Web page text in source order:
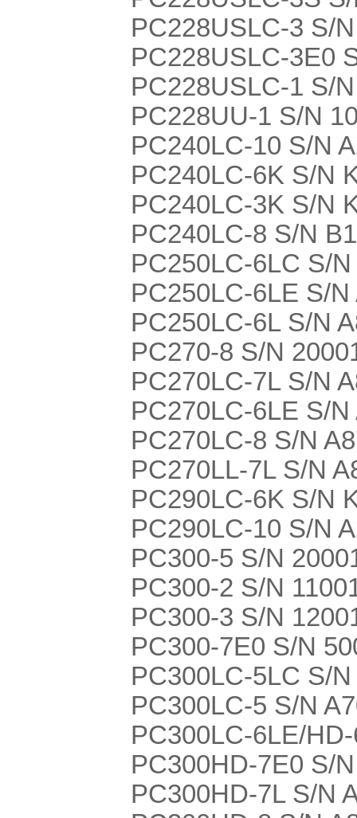
PC228USLC-3 S/
PC228USLC-3E0
PC228USLC-1 S/
PC228UU-1 S/N
PC240LC-10 S/N
PC240LC-6K S/N
PC240LC-3K S/N
PC240LC-8 S/N
PC250LC-6LC S/
PC250LC-6LE S/
PC250LC-6L S/N
PC270-8 S/N
PC270LC-7L S/N
PC270LC-6LE S/
PC270LC-8 S/N
PC270LL-7L S/N
PC290LC-6K S/N
PC290LC-10 S/N
PC300-5 S/N
PC300-2 S/N
PC300-3 S/N
PC300-7E0 S/N
PC300LC-5LC S/
PC300LC-5 S/N
PC300LC-6LE/
PC300HD-7E0 S/
PC300HD-7L S/N